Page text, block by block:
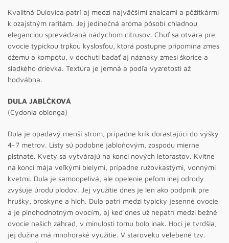
Kvalitná Dulovica patrí aj medzi najväčšími znalcami a pôžitkármi
k ozajstným raritám. Jej jedinečná aróma pôsobí chladnou
eleganciou sprevádzaná nádychom citrusov. Chuť sa otvára pre
ovocie typickou trpkou kyslosťou, ktorá postupne pripomína zmes
džemu a kompótu, v dochuti badať aj náznaky zmesi škorice a
sladkého drievka. Textúra je jemná a podľa vyzretosti až
hodvábna.
DULA JABĹČKOVÁ
(Cydonia oblonga)
Dula je opadavý menší strom, prípadne krík dorastajúci do výšky
4-7 metrov. Listy sú podobné jabloňovým, zospodu mierne
plstnaté. Kvety sa vytvárajú na konci nových letorastov. Kvitne
na konci mája veľkými bielymi, prípadne ružovkastými, vonnými
kvetmi. Dula je samoopelivá, ale opelenie peľom inej odrody
zvyšuje úrodu plodov. Jej využitie dnes je len ako podpník pre
hrušky, broskyne a hloh. Dula patrí medzi typicky jesenné ovocie
a je plnohodnotným ovocím, aj keď dnes už nepatrí medzi bežné
ovocie našich záhrad, v minulosti tomu bolo inak. Hoci je tvrdšia,
jej dužina má mnohoraké využitie. V staroveku velebené tzv.